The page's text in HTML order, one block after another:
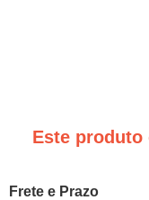
Este produto
Frete e Prazo